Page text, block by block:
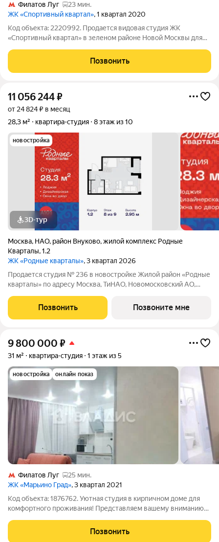
Филатов Луг
23 мин.
ЖК «Спортивный квартал», 1 квартал 2020
Код объекта: 2220992. Продается видовая студия ЖК
«Спортивный квартал» в зеленом районе Новой Москвы для
ремонта позволяет создать пространство под себя -
московская прописка со всеми столичными
Позвонить
11 056 244₽
от 24 824 ₽ в месяц
28,3 м²
квартира-студия 8 этаж из 10
новостройка
3D-тур
Москва, НАО, район Внуково,жилой комплекс Родные
Кварталы,1.2
ЖК «Родные кварталы», 3 квартал 2026
Продается студия № 236 в новостройке Жилой район «Родные
кварталы» по адресу Москва, ТиНАО, Новомосковский АО,
район Внуково, Новомосковский административный округ,
Москва. Общая площадь квартиры
Позвонить Позвоните мне
9 800 000 ₽
31 м² квартира-студия 1 этаж из 5
новостройка онлайн показ
Филатов Луг
25 мин.
ЖК «Марьино Град», 3 квартал 2021
Код объекта: 1876762. Уютная студия в кирпичном доме для
комфортного проживания! Представляем вашему вниманию
районе Москвы. Квартира расположена в современном
кирпично-монолитном доме 2022 года
Позвонить